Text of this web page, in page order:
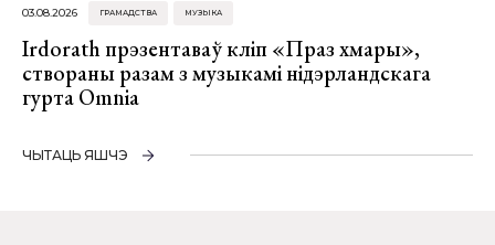
03.08.2026 ГРАМАДСТВА МУЗЫКА
Irdorath прэзентаваў кліп «Праз хмары»,
створаны разам з музыкамі нідэрландскага
гурта Omnia
ЧЫТАЦЬ ЯШЧЭ